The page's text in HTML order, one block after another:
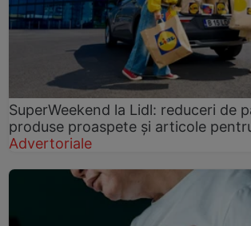
SuperWeekend la Lidl: reduceri de
produse proaspete și articole
Advertoriale